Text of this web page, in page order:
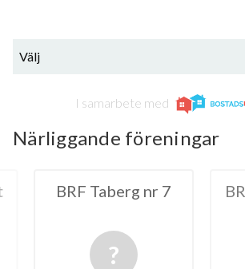
Välj
I samarbete med
Närliggande föreningar
nr 7 BRF Drömkåken 2